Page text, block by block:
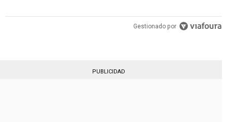
Gestionado por
PUBLICIDAD